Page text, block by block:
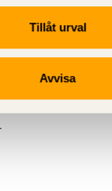
Tillåt urval
Avvisa
svensk
och